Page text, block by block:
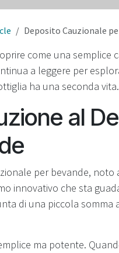
Deposito Cauzionale
come una
a leggere per
ha una seconda vita.
al
per bevande, noto
innovativo che sta
di una piccola
ma potente.